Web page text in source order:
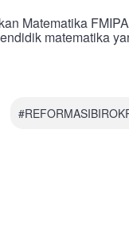
Matematika
matematika